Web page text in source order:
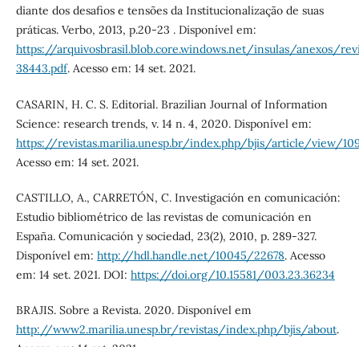
diante dos desafios e tensões da Institucionalização de suas
práticas. Verbo, 2013, p.20-23 . Disponível em:
https://arquivosbrasil.blob.core.windows.net/insulas/anexos/
38443.pdf. Acesso em: 14 set. 2021.
CASARIN, H. C. S. Editorial. Brazilian Journal of Information
Science: research trends, v. 14 n. 4, 2020. Disponível em:
https://revistas.marilia.unesp.br/index.php/bjis/article/view/
Acesso em: 14 set. 2021.
CASTILLO, A., CARRETÓN, C. Investigación en comunicación:
Estudio bibliométrico de las revistas de comunicación en
España. Comunicación y sociedad, 23(2), 2010, p. 289-327.
Disponível em: http://hdl.handle.net/10045/22678. Acesso
em: 14 set. 2021. DOI: https://doi.org/10.15581/003.23.36234
BRAJIS. Sobre a Revista. 2020. Disponível em
http://www2.marilia.unesp.br/revistas/index.php/bjis/about.